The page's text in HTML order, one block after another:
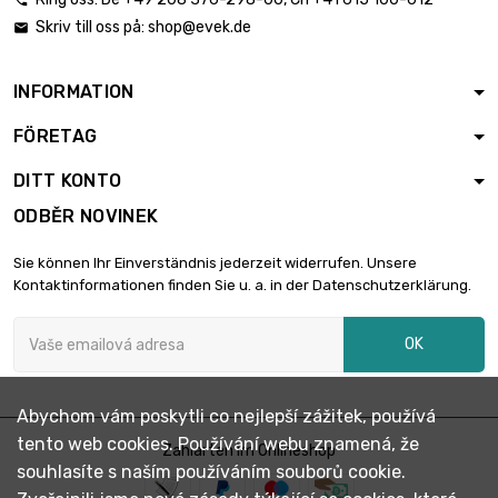
(0.5kg)
1000mm
1000mm
Hmotnost : 2 000gr
průměr : 3.2 x
1000mm
249,11 €
(2.5kg)
Hmotnost : 5 000gr
(5kg)
průměr : 3.2 x
1000mm
622,80 €
 Skriv till oss på: shop@evek.de
INFORMATION
FÖRETAG
DITT KONTO
ODBĚR NOVINEK
Sie können Ihr Einverständnis jederzeit widerrufen. Unsere
Kontaktinformationen finden Sie u. a. in der Datenschutzerklärung.
OK
Zahlarten im Onlineshop
Abychom vám poskytli co nejlepší zážitek, používá
tento web cookies. Používání webu znamená, že
souhlasíte s naším používáním souborů cookie.